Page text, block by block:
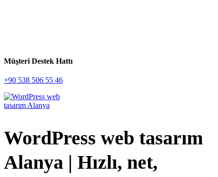
Müşteri Destek Hattı
+90 538 506 55 46
WordPress web tasarım
Alanya | Hızlı, net,